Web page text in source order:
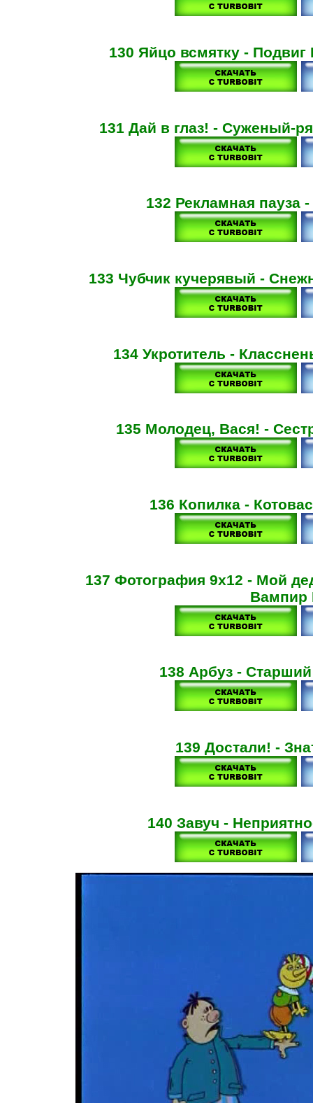
130 Яйцо всмятку -
131 Дай в глаз! - Суженый-
132 Рекламная пауза
133 Чубчик кучерявый -
134 Укротитель -
135 Молодец, Вася! -
136 Копилка -
137 Фотография 9х12 - Мой
Вампир
138 Арбуз -
139 Достали! -
140 Завуч -